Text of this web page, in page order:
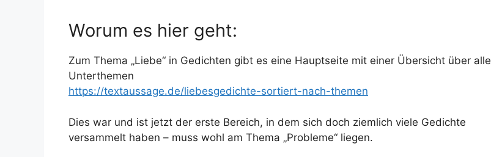
Worum es hier geht:
Zum Thema „Liebe“ in Gedichten gibt es eine Hauptseite mit einer Übersicht über alle
Unterthemen
https://textaussage.de/liebesgedichte-sortiert-nach-themen
Dies war und ist jetzt der erste Bereich, in dem sich doch ziemlich viele Gedichte
versammelt haben – muss wohl am Thema „Probleme“ liegen.